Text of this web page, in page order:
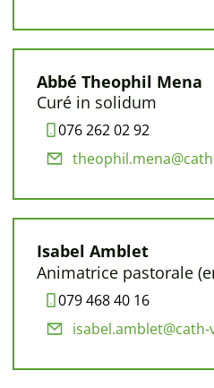
Abbé Theophil Mena
Curé in solidum
076 262 02 92
Isabel Amblet
Animatrice pastorale
079 468 40 16
isabel.amblet@cath-